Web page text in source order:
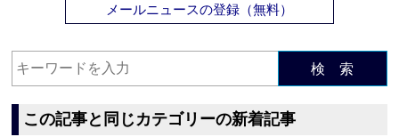
メールニュースの登録（無料）
検 索
この記事と同じカテゴリーの新着記事